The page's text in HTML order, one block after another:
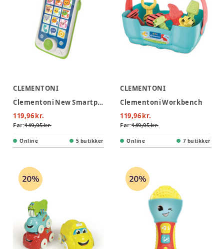
CLEMENTONI
Clementoni New Smartphone Touch & Play
119,96 kr.
Før:149,95 kr.
Online 5 butikker
CLEMENTONI
Clementoni Workbench
119,96 kr.
Før:149,95 kr.
Online 7 butikker